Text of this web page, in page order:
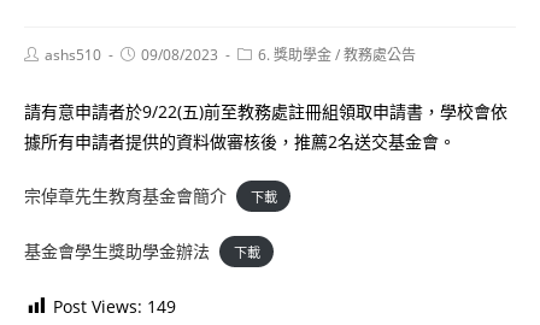
Postashs510
Post09/08/2023
Post6. 獎助學金/教務處公告
請有意申請者於9/22(五)前至教務處註冊組領取申請書，學校會依
據所有申請者提供的資料做審核後，推薦2名送交基金會。
宗倬章先生教育基金會簡介 下載
基金會學生獎助學金辦法 下載
Post Views: 149